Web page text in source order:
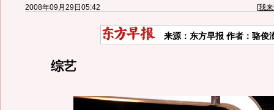
2008年09月29日05:42 [我
来源：东方早报 作者：骆俊
综艺